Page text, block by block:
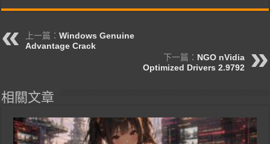
上一篇：Windows Genuine
Advantage Crack
下一篇： NGO nVidia
Optimized Drivers 2.9792
相關文章